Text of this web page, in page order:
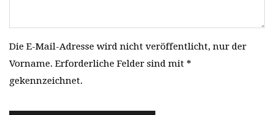
Die E-Mail-Adresse wird nicht veröffentlicht, nur der
Vorname. Erforderliche Felder sind mit *
gekennzeichnet.